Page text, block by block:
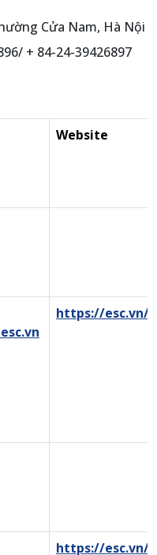
Cửa Nam, Hà Nội
+ 84-24-39426897
Website
https://esc.vn/
https://esc.vn/